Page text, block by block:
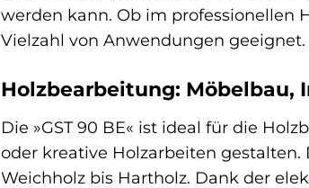
werden kann. Ob im professionellen
Vielzahl von Anwendungen geeignet.
Holzbearbeitung: Möbelbau,
Die »GST 90 BE« ist ideal für die
oder kreative Holzarbeiten gestalten.
Weichholz bis Hartholz. Dank der